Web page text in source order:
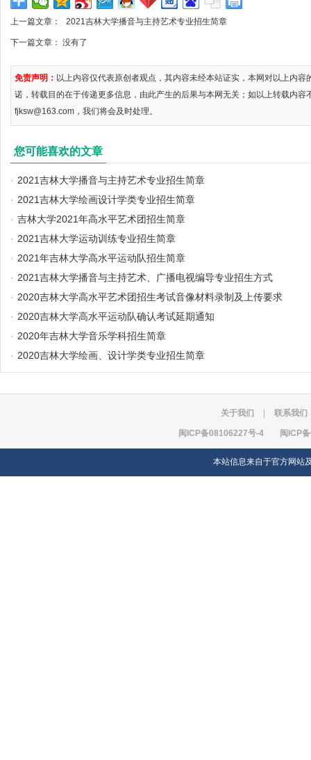
上一篇文章： 2021吉林大学播音与主持艺术专业招生简章
下一篇文章： 没有了
免责声明： 以上内容仅代表原创者观点，其内容未经本站证实，本网对以上内
诺，转载目的在于传递更多信息，由此产生的后果与本网无关；如以上转载内容
fjksw@163.com，我们将会及时处理。
您可能喜欢的文章
· 2021吉林大学播音与主持艺术专业招生简章
· 2021吉林大学绘画设计学类专业招生简章
· 吉林大学2021年高水平艺术团招生简章
· 2021吉林大学运动训练专业招生简章
· 2021年吉林大学高水平运动队招生简章
· 2021吉林大学播音与主持艺术、广播电视编导专业招生方式
· 2020吉林大学高水平艺术团招生考试音像材料录制及上传要求
· 2020吉林大学高水平运动队确认考试延期通知
· 2020年吉林大学音乐学科招生简章
· 2020吉林大学绘画、设计学类专业招生简章
关于我们 联系我们
闽ICP备08106227号-4 闽ICP
本站信息来自于官方网站